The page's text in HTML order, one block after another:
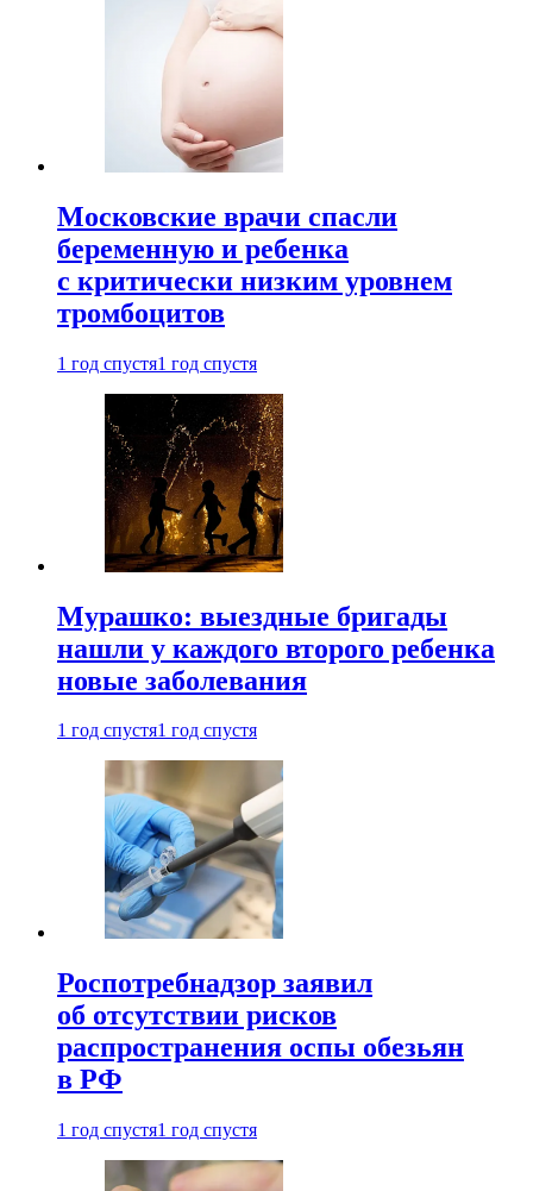
Московские врачи спасли
беременную и ребенка
с критически низким уровнем
тромбоцитов
1 год спустя1 год спустя
Мурашко: выездные бригады
нашли у каждого второго ребенка
новые заболевания
1 год спустя1 год спустя
Роспотребнадзор заявил
об отсутствии рисков
распространения оспы обезьян
в РФ
1 год спустя1 год спустя